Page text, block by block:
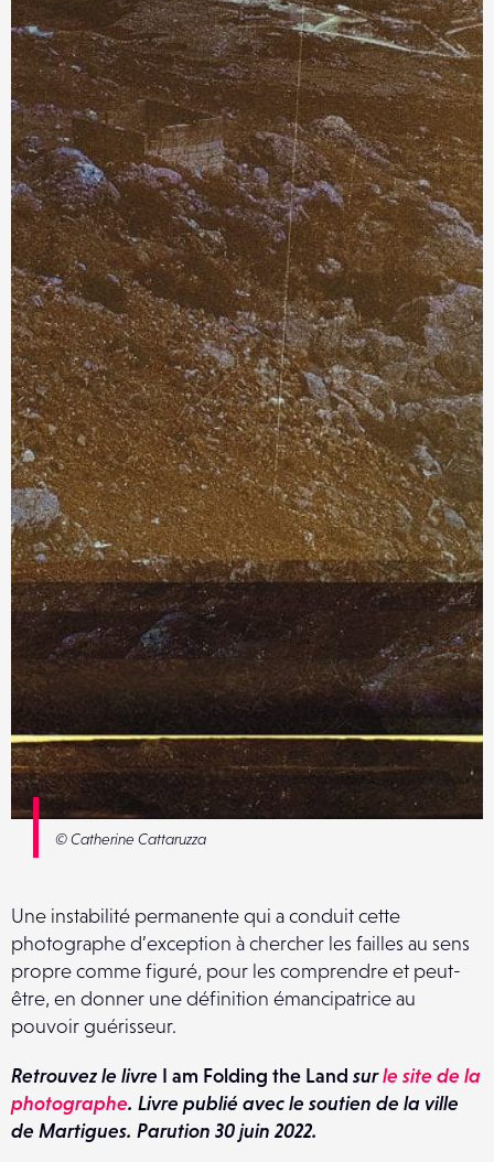
© Catherine Cattaruzza
Une instabilité permanente qui a conduit cette
photographe d’exception à chercher les failles au sens
propre comme figuré, pour les comprendre et peut-
être, en donner une définition émancipatrice au
pouvoir guérisseur.
Retrouvez le livre I am Folding the Land surle site de la
photographe. Livre publié avec le soutien de la ville
de Martigues. Parution 30 juin 2022.